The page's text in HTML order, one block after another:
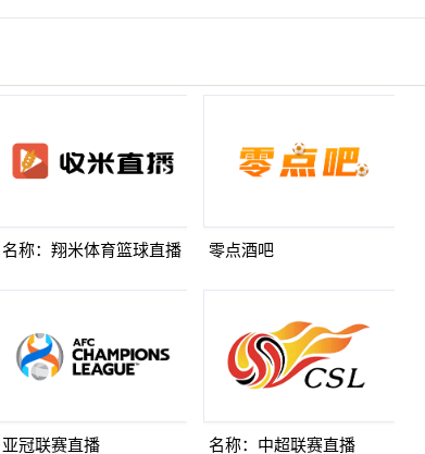
名称：翔米体育篮球直播 零点酒吧
亚冠联赛直播 名称：中超联赛直播